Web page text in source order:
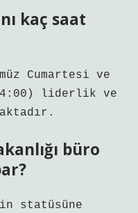
kaç saat
Cumartesi ve
liderlik ve
büro
statüsüne